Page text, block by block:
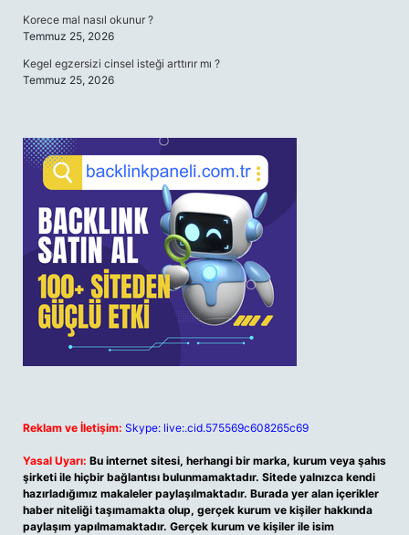
Korece mal nasıl okunur ?
Temmuz 25, 2026
Kegel egzersizi cinsel isteği arttırır mı ?
Temmuz 25, 2026
Reklam ve İletişim: Skype: live:.cid.575569c608265c69
Yasal Uyarı: Bu internet sitesi, herhangi bir marka, kurum veya şahıs
şirketi ile hiçbir bağlantısı bulunmamaktadır. Sitede yalnızca kendi
hazırladığımız makaleler paylaşılmaktadır. Burada yer alan içerikler
haber niteliği taşımamakta olup, gerçek kurum ve kişiler hakkında
paylaşım yapılmamaktadır. Gerçek kurum ve kişiler ile isim